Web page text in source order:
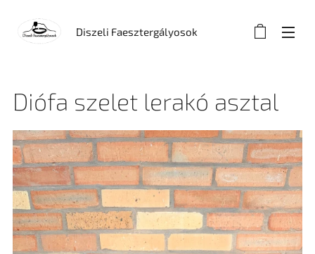
Diszeli Faesztergályosok
Diófa szelet lerakó asztal